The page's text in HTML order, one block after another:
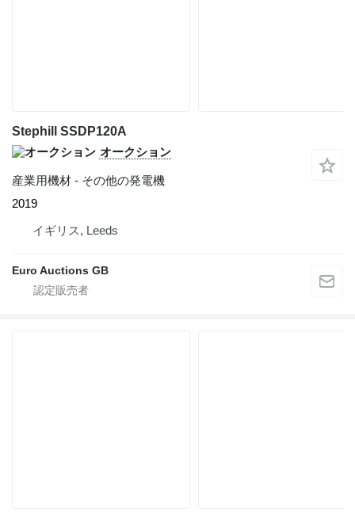
Stephill SSDP120A
オークション
産業用機材 - その他の発電機
2019
イギリス, Leeds
Euro Auctions GB